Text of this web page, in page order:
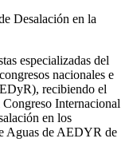
Desalación en la
especializadas del
nacionales e
recibiendo el
Internacional
en los
Aguas de AEDYR de